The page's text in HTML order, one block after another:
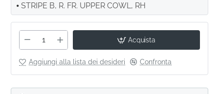
STRIPE B, R. FR. UPPER COWL, RH
Acquista
Aggiungi alla lista dei desideri Confronta